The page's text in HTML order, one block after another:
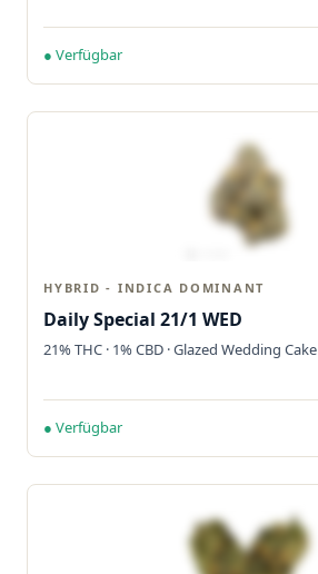
● Verfügbar
HYBRID - INDICA DOMINANT
Daily Special 21/1 WED
21% THC · 1% CBD · Glazed Wedding Cake
● Verfügbar